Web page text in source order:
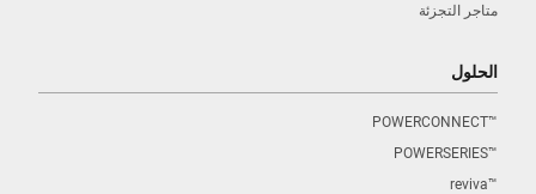
متاجر التجزئة
الحلول
™POWERCONNECT
™POWERSERIES
™reviva